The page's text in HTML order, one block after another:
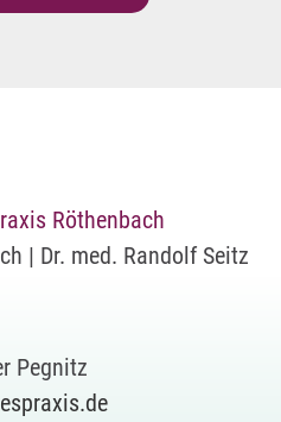
Röthenbach
| Dr. med. Randolf Seitz
Pegnitz